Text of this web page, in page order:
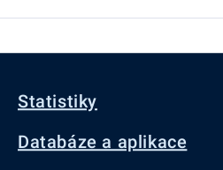
Statistiky
Databáze a aplikace